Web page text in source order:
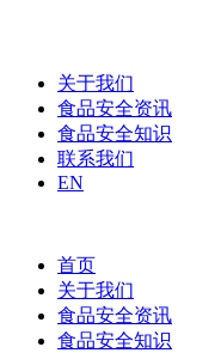
关于我们
食品安全资讯
食品安全知识
联系我们
EN
首页
关于我们
食品安全资讯
食品安全知识